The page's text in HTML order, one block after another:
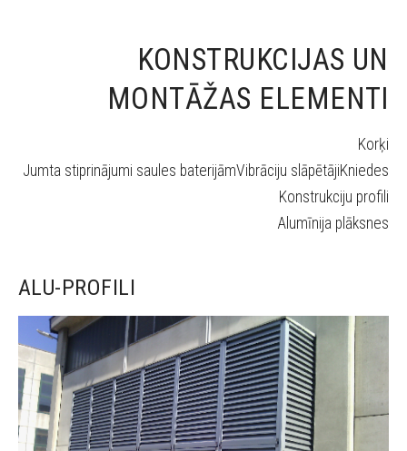
KONSTRUKCIJAS UN
MONTĀŽAS ELEMENTI
Korķi
Jumta stiprinājumi saules baterijāmVibrāciju slāpētājiKniedes
Konstrukciju profili
Alumīnija plāksnes
ALU-PROFILI